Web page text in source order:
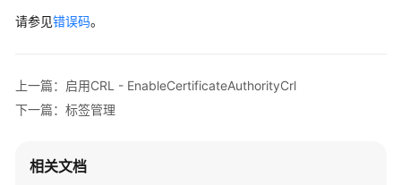
请参见错误码。
上一篇：启用CRL - EnableCertificateAuthorityCrl
下一篇：标签管理
相关文档